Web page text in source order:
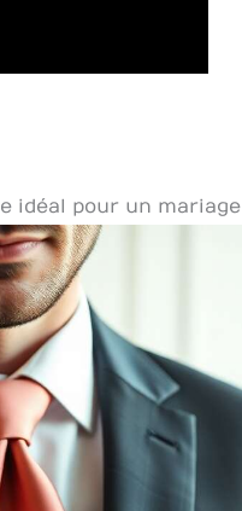
idéal pour un mariage